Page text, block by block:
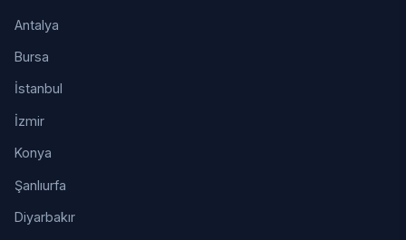
Antalya
Bursa
İstanbul
İzmir
Konya
Şanlıurfa
Diyarbakır